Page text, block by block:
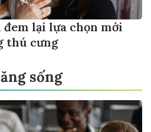
đem lại lựa chọn mới
thú cưng
sống